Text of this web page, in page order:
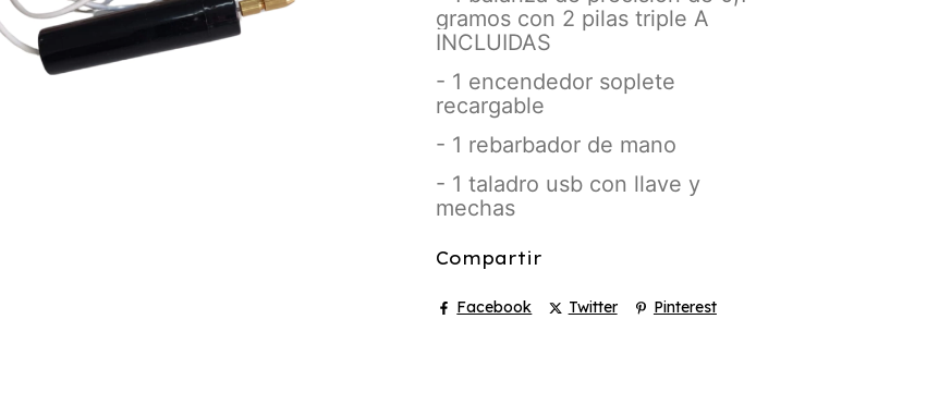
gramos con 2 pilas triple A
INCLUIDAS
- 1 encendedor soplete
recargable
- 1 rebarbador de mano
- 1 taladro usb con llave y
mechas
Compartir
Facebook Twitter Pinterest